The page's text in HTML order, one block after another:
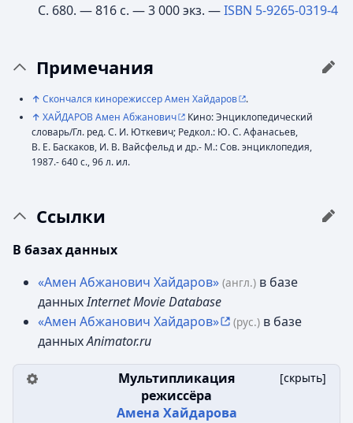
С. 680. — 816 с. —3 000 экз. —ISBN 5-9265-0319-4
Примечания
↑ Скончался кинорежиссер Амен Хайдаров
.
↑ ХАЙДАРОВ Амен Абжанович
Кино: Энциклопедический
словарь/Гл. ред. С. И. Юткевич; Редкол.: Ю. С. Афанасьев,
В. Е. Баскаков, И. В. Вайсфельд и др.- М.: Сов. энциклопедия,
1987.- 640 с., 96 л. ил.
Ссылки
В базах данных
«Амен Абжанович Хайдаров» (англ.) в базе
данныхInternet Movie Database
«Амен Абжанович Хайдаров»
(рус.) в базе
данныхAnimator.ru
[скрыть]
Мультипликация
режиссёра
Амена Хайдарова